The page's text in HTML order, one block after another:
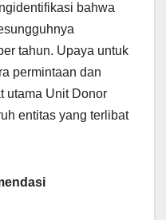
bahwa
tahun. Upaya untuk
permintaan dan
utama Unit Donor
entitas yang terlibat